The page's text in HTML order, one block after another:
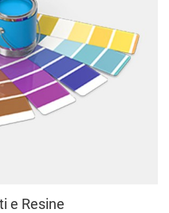
e Resine